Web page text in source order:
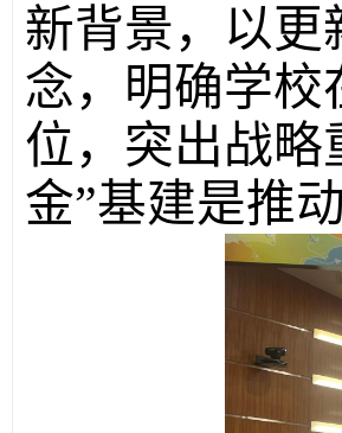
新背景，以更
念，明确学校
位，突出战略
金”基建是推